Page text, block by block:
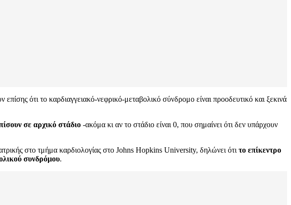
επίσης ότι το καρδιαγγειακό-νεφρικό-μεταβολικό σύνδρομο είναι προοδευτικό και ξεκινά
σε αρχικό στάδιο -ακόμα κι αν το στάδιο είναι 0, που σημαίνει ότι δεν υπάρχουν
στο τμήμα καρδιολογίας στο Johns Hopkins University, δηλώνει ότι το επίκεντρο
συνδρόμου.